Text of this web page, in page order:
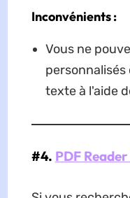
Inconvénients :
Vous ne
personnalisés
texte à l'aide
#4. PDF